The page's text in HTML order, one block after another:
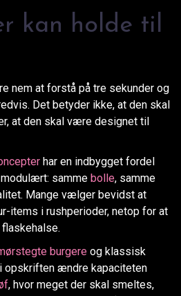
kan holde til
nem at forstå på tre sekunder og
Det betyder ikke, at den skal
at den skal være designet til
har en indbygget fordel
samme bolle, samme
Mange vælger bevidst at
items i rushperioder, netop for at
burgere og klassisk
opskriften ændre kapaciteten
, hvor meget der skal smeltes,